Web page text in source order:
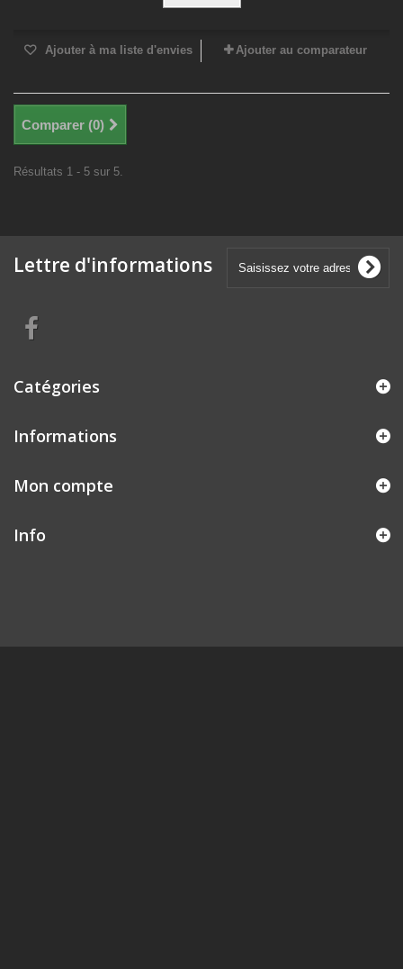
Ajouter à ma liste d'envies Ajouter au comparateur
Comparer (0)
Résultats 1 - 5 sur 5.
Lettre d'informations
Catégories
Informations
Mon compte
Info